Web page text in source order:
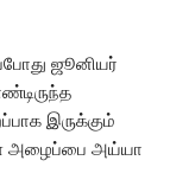
ஜூனியர்
இருக்கும்
அழைப்பை அய்யா